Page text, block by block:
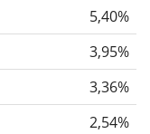
5,40%
3,95%
3,36%
2,54%